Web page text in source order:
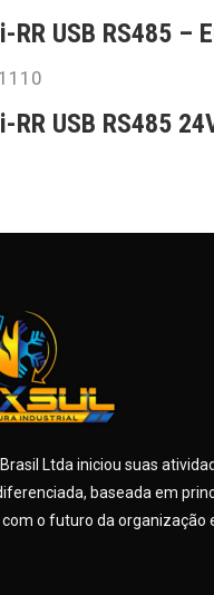
RR USB RS485 –
RR USB RS485
Ltda iniciou suas
baseada em
o futuro da organização